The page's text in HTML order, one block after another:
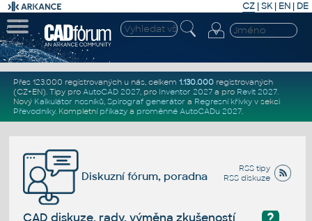
CZ | SK| EN | DE
Přes 123.000 registrovaných u nás, celkem 1.130.000registrovaných
(CZ+EN). Tipy pro AutoCAD 2027, pro Inventor 2027a pro Revit 2027.
Nový Kalkulátor nosníků, Spirograf generátor a Regresní křivkyv sekci
Převodníky. Kompletní příkazya proměnné AutoCADu 2027.
RSS tipy
RSS diskuze
Diskuzní fórum, poradna
CAD diskuze, rady, výměna zkušeností